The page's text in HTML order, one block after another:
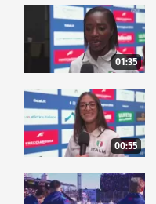
01:35
00:55